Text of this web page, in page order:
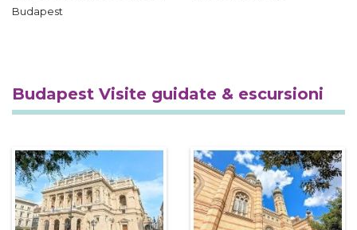
Budapest
Budapest Visite guidate & escursioni